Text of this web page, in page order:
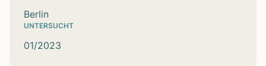
Berlin
UNTERSUCHT
01/2023